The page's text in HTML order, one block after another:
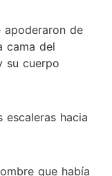
apoderaron de
cama del
su cuerpo
escaleras hacia
que había